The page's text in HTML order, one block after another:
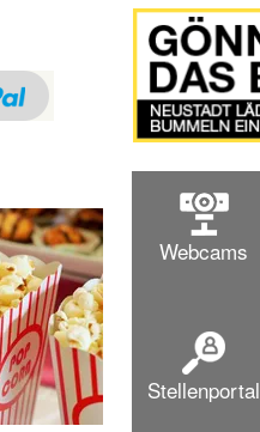
Webcams
Stellenportal